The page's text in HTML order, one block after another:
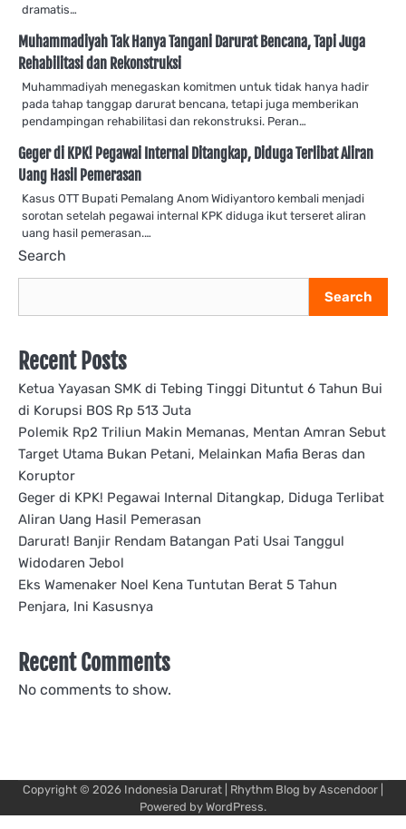
dramatis…
Muhammadiyah Tak Hanya Tangani Darurat Bencana, Tapi Juga
Rehabilitasi dan Rekonstruksi
Muhammadiyah menegaskan komitmen untuk tidak hanya hadir
pada tahap tanggap darurat bencana, tetapi juga memberikan
pendampingan rehabilitasi dan rekonstruksi. Peran…
Geger di KPK! Pegawai Internal Ditangkap, Diduga Terlibat Aliran
Uang Hasil Pemerasan
Kasus OTT Bupati Pemalang Anom Widiyantoro kembali menjadi
sorotan setelah pegawai internal KPK diduga ikut terseret aliran
uang hasil pemerasan.…
Search
Search
Recent Posts
Ketua Yayasan SMK di Tebing Tinggi Dituntut 6 Tahun Bui
di Korupsi BOS Rp 513 Juta
Polemik Rp2 Triliun Makin Memanas, Mentan Amran Sebut
Target Utama Bukan Petani, Melainkan Mafia Beras dan
Koruptor
Geger di KPK! Pegawai Internal Ditangkap, Diduga Terlibat
Aliran Uang Hasil Pemerasan
Darurat! Banjir Rendam Batangan Pati Usai Tanggul
Widodaren Jebol
Eks Wamenaker Noel Kena Tuntutan Berat 5 Tahun
Penjara, Ini Kasusnya
Recent Comments
No comments to show.
Copyright © 2026 Indonesia Darurat | Rhythm Blog by Ascendoor
Powered by WordPress.